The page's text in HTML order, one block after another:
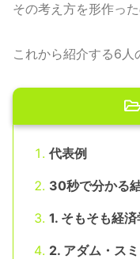
その考え方を形作った
これから紹介する6人
代表例
30秒で分かる
1. そもそも経
2. アダム・ス